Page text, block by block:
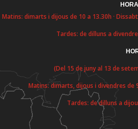
Matins: dimarts i dijous de 10 a 13.30h ·
Tardes: de dilluns a
(Del 15 de juny al 13 de
Matins: dimarts, dijous i divendres de
Tardes: de dilluns a